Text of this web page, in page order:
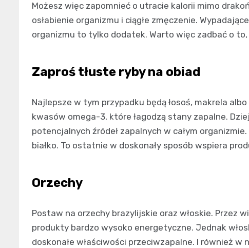
Możesz więc zapomnieć o utracie kalorii mimo
osłabienie organizmu i ciągłe zmęczenie.
organizmu to tylko dodatek. Warto więc zadbać o
Zaproś tłuste ryby na obiad
Najlepsze w tym przypadku będą łosoś, makrela
kwasów omega-3, które łagodzą stany zapalne.
potencjalnych źródeł zapalnych w całym
białko. To ostatnie w doskonały sposób wspiera
Orzechy
Postaw na orzechy brazylijskie oraz włoskie. Przez
produkty bardzo wysoko energetyczne. Jednak
doskonałe właściwości przeciwzapalne. I również